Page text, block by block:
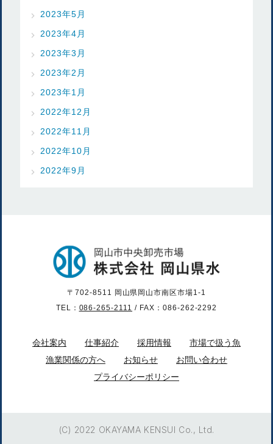
2023年5月
2023年4月
2023年3月
2023年2月
2023年1月
2022年12月
2022年11月
2022年10月
2022年9月
〒702-8511 岡山県岡山市南区市場1-1
TEL： 086-265-2111 / FAX：086-262-2292
会社案内 仕事紹介 採用情報
市場で扱う魚
漁業関係の方へ
お知らせ
お問い合わせ
プライバシーポリシー
(C) 2022 OKAYAMA KENSUI Co., Ltd.